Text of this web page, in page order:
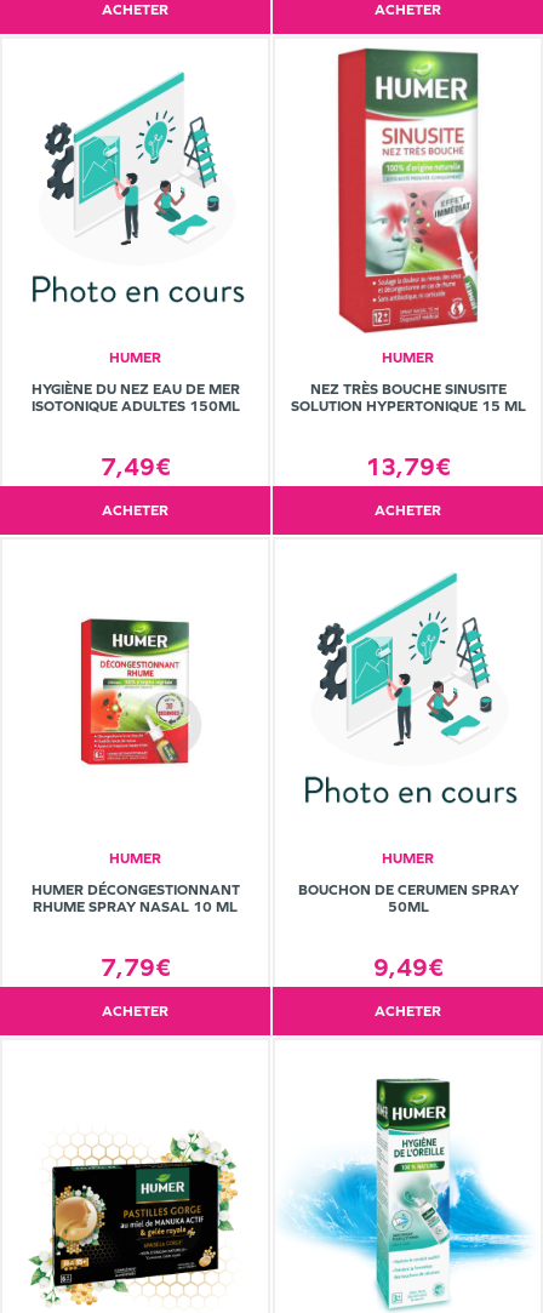
ACHETER ACHETER
HUMER
HYGIÈNE DU NEZ EAU DE MER
ISOTONIQUE ADULTES 150ML
7,49€
ACHETER
HUMER
NEZ TRÈS BOUCHE SINUSITE
SOLUTION HYPERTONIQUE 15 ML
13,79€
ACHETER
HUMER
HUMER DÉCONGESTIONNANT
RHUME SPRAY NASAL 10 ML
7,79€
ACHETER
HUMER
BOUCHON DE CERUMEN SPRAY
50ML
9,49€
ACHETER